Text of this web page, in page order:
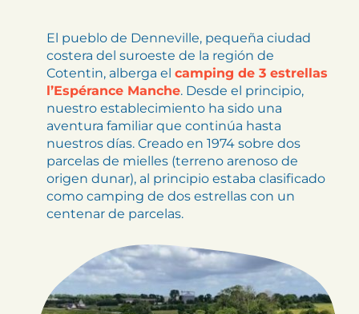
El pueblo de Denneville, pequeña ciudad
costera del suroeste de la región de
Cotentin, alberga el camping de 3 estrellas
l’Espérance Manche. Desde el principio,
nuestro establecimiento ha sido una
aventura familiar que continúa hasta
nuestros días. Creado en 1974 sobre dos
parcelas de mielles (terreno arenoso de
origen dunar), al principio estaba clasificado
como camping de dos estrellas con un
centenar de parcelas.